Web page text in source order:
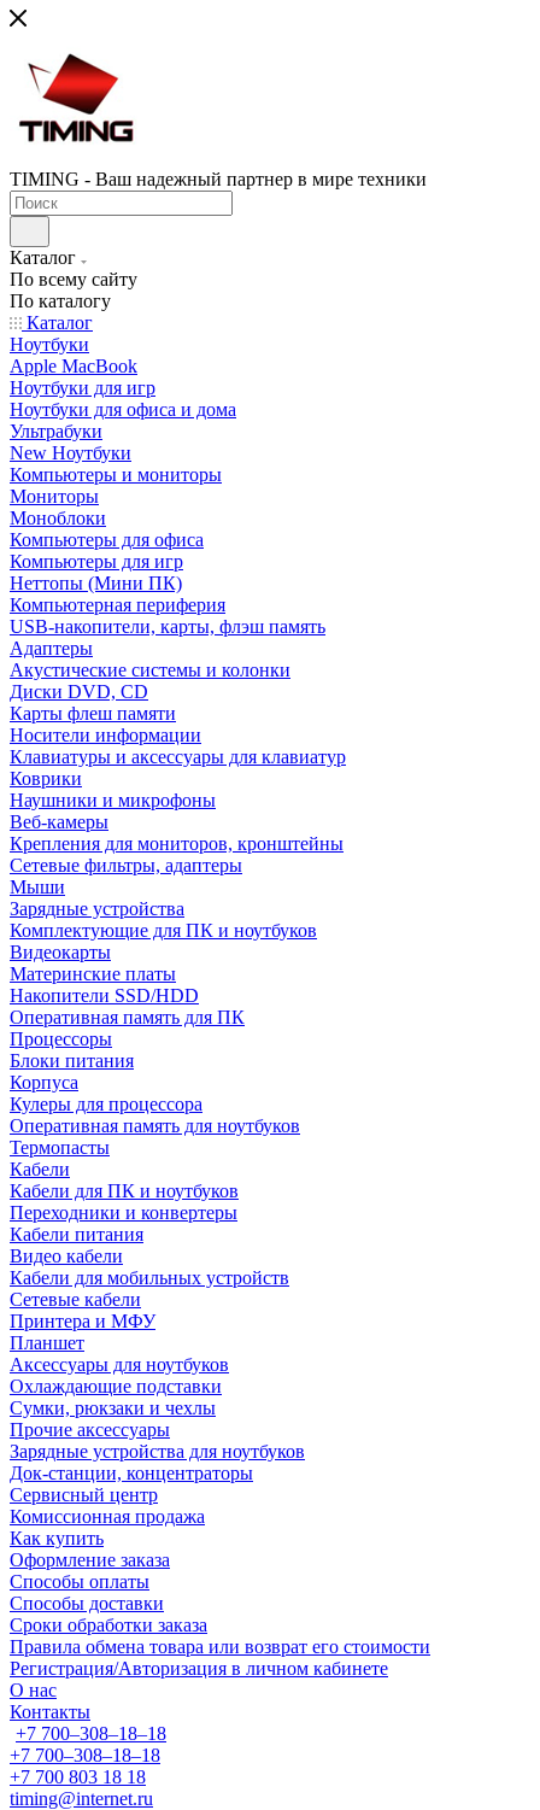
TIMING - Ваш надежный партнер в мире техники
Каталог
По всему сайту
По каталогу
Каталог
Ноутбуки
Apple MacBook
Ноутбуки для игр
Ноутбуки для офиса и дома
Ультрабуки
New Ноутбуки
Компьютеры и мониторы
Мониторы
Моноблоки
Компьютеры для офиса
Компьютеры для игр
Неттопы (Мини ПК)
Компьютерная периферия
USB-накопители, карты, флэш память
Адаптеры
Акустические системы и колонки
Диски DVD, CD
Карты флеш памяти
Носители информации
Клавиатуры и аксессуары для клавиатур
Коврики
Наушники и микрофоны
Веб-камеры
Крепления для мониторов, кронштейны
Сетевые фильтры, адаптеры
Мыши
Зарядные устройства
Комплектующие для ПК и ноутбуков
Видеокарты
Материнские платы
Накопители SSD/HDD
Оперативная память для ПК
Процессоры
Блоки питания
Корпуса
Кулеры для процессора
Оперативная память для ноутбуков
Термопасты
Кабели
Кабели для ПК и ноутбуков
Переходники и конвертеры
Кабели питания
Видео кабели
Кабели для мобильных устройств
Сетевые кабели
Принтера и МФУ
Планшет
Аксессуары для ноутбуков
Охлаждающие подставки
Сумки, рюкзаки и чехлы
Прочие аксессуары
Зарядные устройства для ноутбуков
Док-станции, концентраторы
Сервисный центр
Комиссионная продажа
Как купить
Оформление заказа
Способы оплаты
Способы доставки
Сроки обработки заказа
Правила обмена товара или возврат его стоимости
Регистрация/Авторизация в личном кабинете
О нас
Контакты
+7 700‒308‒18‒18
+7 700‒308‒18‒18
+7 700 803 18 18
timing@internet.ru